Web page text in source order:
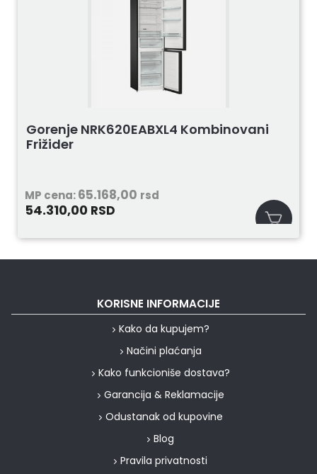
Gorenje NRK620EABXL4 Kombinovani
Frižider
MP cena:65.168,00 rsd
54.310,00 RSD
KORISNE INFORMACIJE
Kako da kupujem?
Načini plaćanja
Kako funkcioniše dostava?
Garancija & Reklamacije
Odustanak od kupovine
Blog
Pravila privatnosti